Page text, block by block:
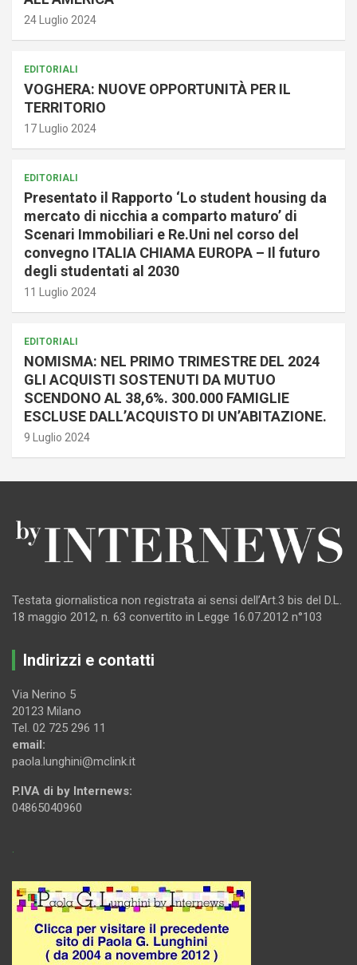
24 Luglio 2024
EDITORIALI
VOGHERA: NUOVE OPPORTUNITÀ PER IL
TERRITORIO
17 Luglio 2024
EDITORIALI
Presentato il Rapporto ‘Lo student housing da
mercato di nicchia a comparto maturo’ di
Scenari Immobiliari e Re.Uni nel corso del
convegno ITALIA CHIAMA EUROPA – Il futuro
degli studentati al 2030
11 Luglio 2024
EDITORIALI
NOMISMA: NEL PRIMO TRIMESTRE DEL 2024
GLI ACQUISTI SOSTENUTI DA MUTUO
SCENDONO AL 38,6%. 300.000 FAMIGLIE
ESCLUSE DALL’ACQUISTO DI UN’ABITAZIONE.
9 Luglio 2024
Testata giornalistica non registrata ai sensi dell’Art.3 bis del D.L.
18 maggio 2012, n. 63 convertito in Legge 16.07.2012 n°103
Indirizzi e contatti
Via Nerino 5
20123 Milano
Tel. 02 725 296 11
email:
paola.lunghini@mclink.it
P.IVA di by Internews:
04865040960
.